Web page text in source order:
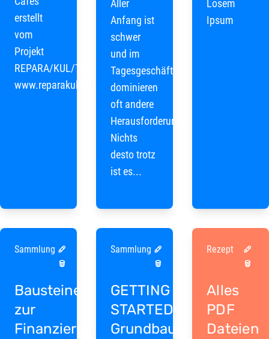
erstellt
vom
Projekt
REPARA/KUL/TUR
www.reparakultur.org
Aller
Anfang ist
schwer
und im
Tagesgeschäft
dominieren
oft andere
Herausforderungen.
Nichts
desto trotz
ist es...
Losem
Ipsum
Sammlung
Bausteine
zur
Finanzierung
Sammlung
GETTING
STARTED:
Grundbausteine
Rezept
Alles
PDF
Dateien